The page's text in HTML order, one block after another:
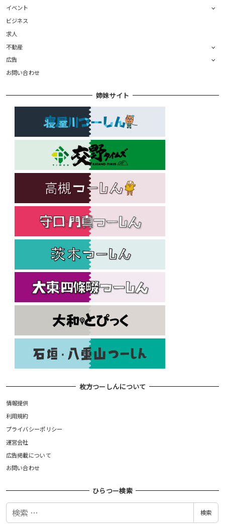
イベント
ビジネス
求人
不動産
広告
お問い合わせ
姉妹サイト
枚方つーしんについて
情報提供
利用規約
プライバシーポリシー
運営会社
広告掲載について
お問い合わせ
ひらつー検索
検
検索